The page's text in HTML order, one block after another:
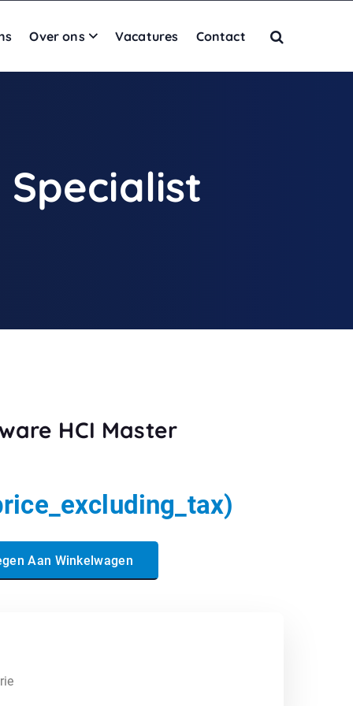
Over ons Vacatures Contact
Specialist
HCI Master
Aan Winkelwagen